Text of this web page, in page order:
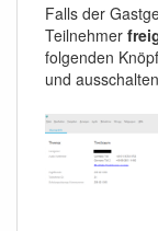
Falls der
Teilnehmer
folgenden
und